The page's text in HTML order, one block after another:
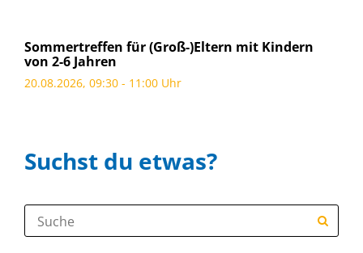
Sommertreffen für (Groß-)Eltern mit Kindern
von 2-6 Jahren
20.08.2026, 09:30 - 11:00 Uhr
Suchst du etwas?
Suche: